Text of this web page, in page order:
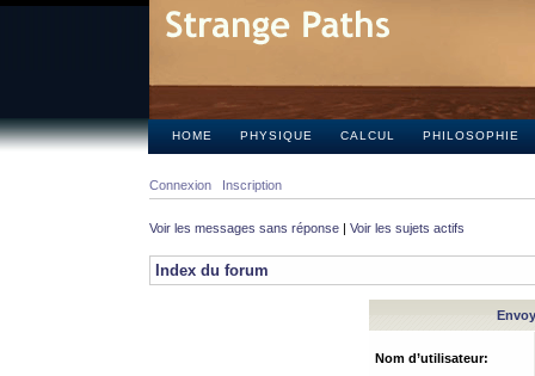
HOME PHYSIQUE CALCUL PHILOSOPHIE
Connexion Inscription
Voir les messages sans réponse | Voir les sujets actifs
Index du forum
Nom d’utilisateur: